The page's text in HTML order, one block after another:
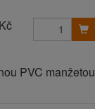
PVC manžetou